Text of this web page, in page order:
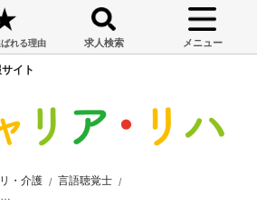
れる理由 求人検索 メニュー
イト
・介護
言語聴覚士